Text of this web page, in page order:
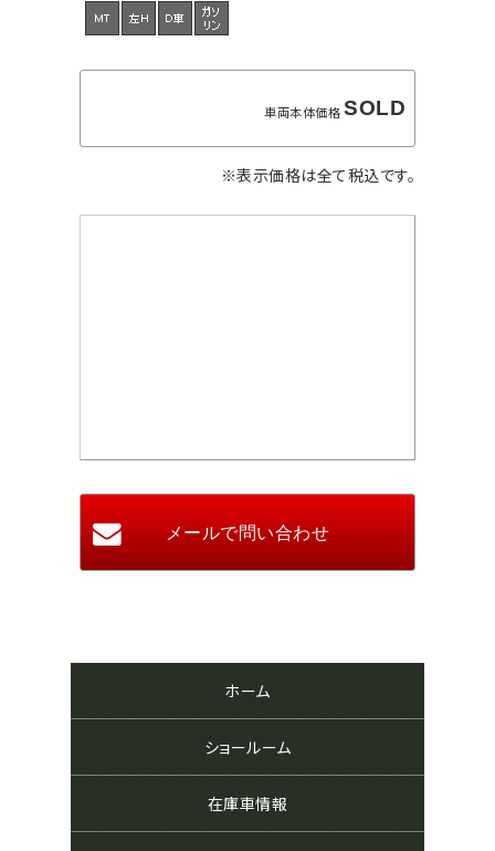
車両本体価格SOLD
※表示価格は全て税込です。
ホーム
ショールーム
在庫車情報